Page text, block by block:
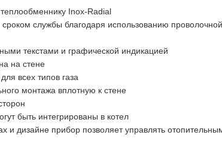
Inox-Radial
службы благодаря использованию
текстами и графической индикацией
на стене
всех типов газа
монтажа вплотную к стене
быть интегрированы в котел
и дизайне прибор позволяет управлять